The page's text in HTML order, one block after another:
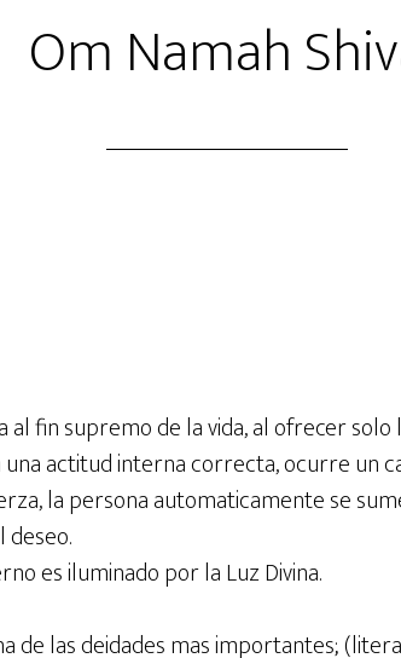
Om Namah
al fin supremo de la vida, al ofrecer solo
actitud interna correcta, ocurre un
la persona automaticamente se
es iluminado por la Luz Divina.
de las deidades mas importantes;